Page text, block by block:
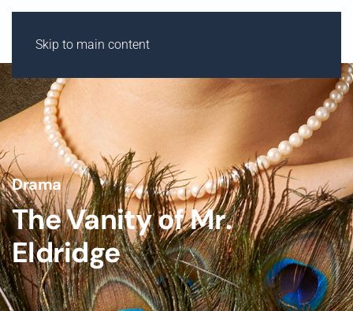
Skip to main content
Drama
The Vanity of Mr.
Eldridge